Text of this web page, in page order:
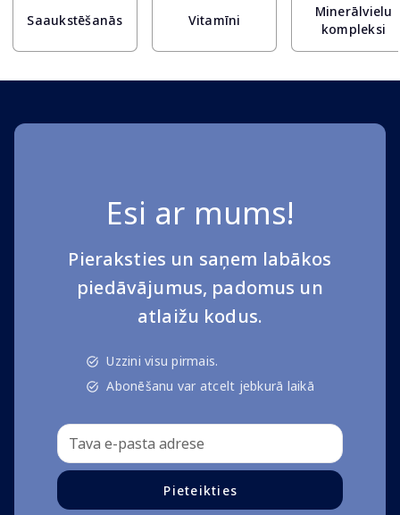
Saaukstēšanās Vitamīni
Minerālvielu
kompleksi
Esi ar mums!
Pieraksties un saņem labākos
piedāvājumus, padomus un
atlaižu kodus.
Uzzini visu pirmais.
Abonēšanu var atcelt jebkurā laikā
Pieteikties